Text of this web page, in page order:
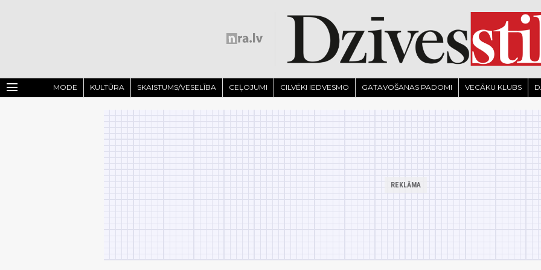
menu MODE KULTŪRA SKAISTUMS/VESELĪBA CEĻOJUMI CILVĒKI IEDVESMO GATAVOŠANAS PADOMI VECĀKU KLUBS